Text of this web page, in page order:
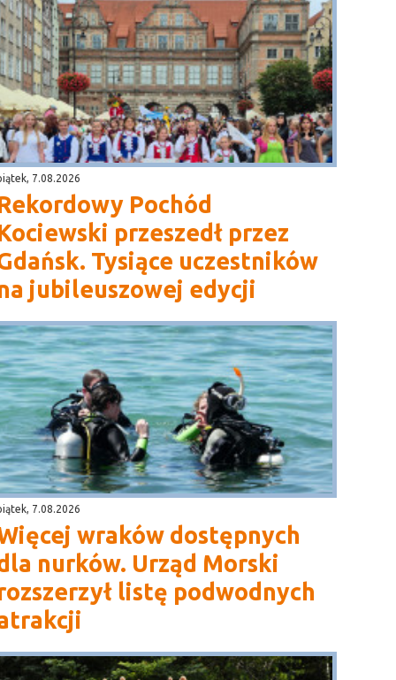
7.08.2026
Pochód
przeszedł przez
Tysiące uczestników
jubileuszowej edycji
7.08.2026
wraków dostępnych
nurków. Urząd Morski
listę podwodnych